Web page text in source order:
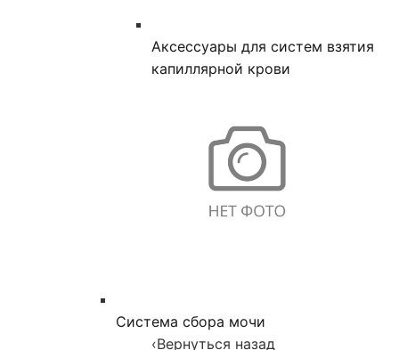
Аксессуары для систем взятия
капиллярной крови
Система сбора мочи
‹Вернуться назад